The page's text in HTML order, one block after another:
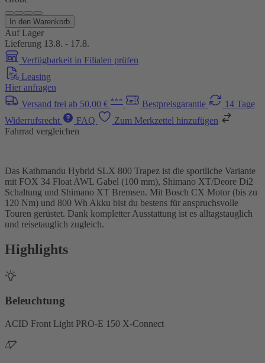
In den Warenkorb
Auf Lager
Lieferung 13.8. - 17.8.
Verfügbarkeit in Filialen prüfen
Leasing
Hier anfragen
Versand frei ab 50,00 € *** Bestpreisgarantie
14 Tage
Widerrufsrecht
FAQ
Zum Merkzettel hinzufügen
Fahrrad vergleichen
Das Kathmandu Hybrid SLX 800 Trapez ist die sportliche Variante
mit FOX 34 Float AWL Gabel (100 mm), Shimano XT/Deore Di2
Schaltung und Shimano XT Bremsen. Mit Bosch CX Motor (bis zu
120 Nm) und 800 Wh Akku bist du bestens für anspruchsvolle
Touren gerüstet. Dank kompletter Ausstattung ist es alltagstauglich
und reisetauglich zugleich.
Highlights
Beleuchtung
ACID Front Light PRO-E 150 X-Connect